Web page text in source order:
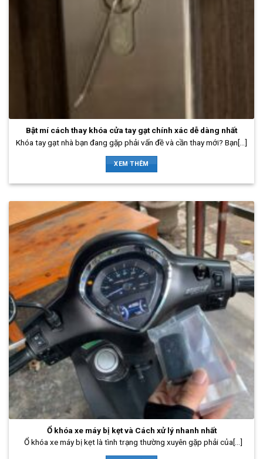
Bật mí cách thay khóa cửa tay gạt chính xác dễ dàng nhất
Khóa tay gạt nhà bạn đang gặp phải vấn đề và cần thay mới? Bạn[...]
XEM THÊM
Ổ khóa xe máy bị kẹt và Cách xử lý nhanh nhất
Ổ khóa xe máy bị kẹt là tình trạng thường xuyên gặp phải của[...]